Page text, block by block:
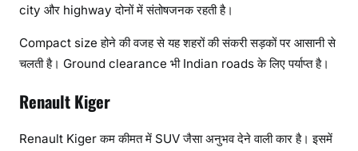
city और highway दोनों में संतोषजनक रहती है।
Compact size होने की वजह से यह शहरों की संकरी सड़कों पर आसानी से
चलती है। Ground clearance भी Indian roads के लिए पर्याप्त है।
Renault Kiger
Renault Kiger कम कीमत में SUV जैसा अनुभव देने वाली कार है। इसमें